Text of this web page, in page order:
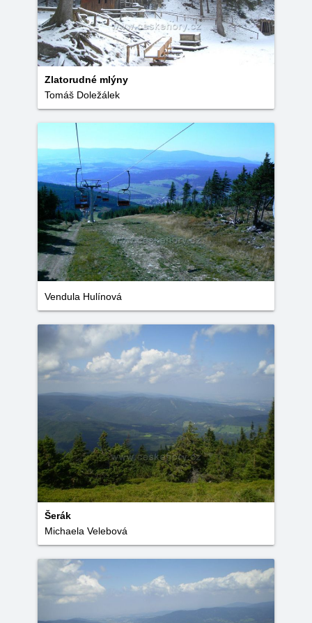
Zlatorudné mlýny
Tomáš Doležálek
Vendula Hulínová
Šerák
Michaela Velebová